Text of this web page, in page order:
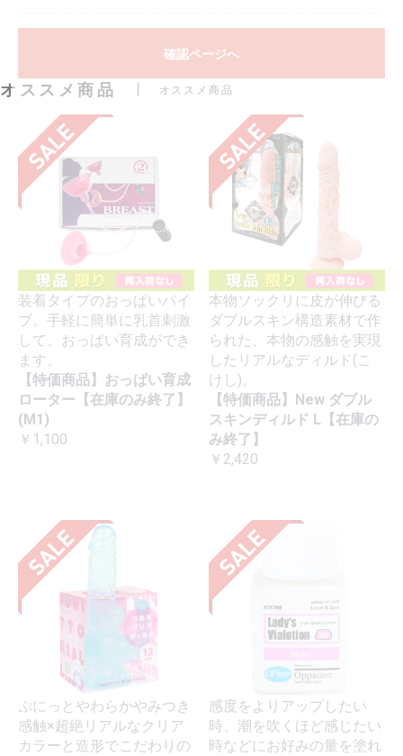
確認ページへ
オススメ商品 オススメ商品
装着タイプのおっぱいバイ
ブ。手軽に簡単に乳首刺激
して、おっぱい育成ができ
ます。
【特価商品】おっぱい育成
ローター【在庫のみ終了】
(M1)
￥1,100
本物ソックリに皮が伸びる
ダブルスキン構造素材で作
られた、本物の感触を実現
したリアルなディルド(こ
けし)。
【特価商品】New ダブル
スキンディルド L【在庫の
み終了】
￥2,420
ぷにっとやわらかやみつき
感触×超絶リアルなクリア
カラーと造形でこだわりの
感度をよりアップしたい
時、潮を吹くほど感じたい
時などにお好みの量を塗れ